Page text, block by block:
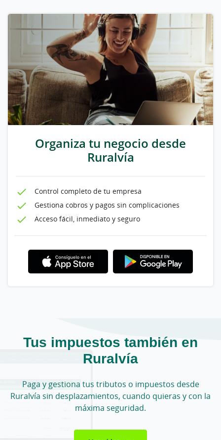
Organiza tu negocio desde
Ruralvía
Control completo de tu empresa
Gestiona cobros y pagos sin complicaciones
Acceso fácil, inmediato y seguro
Tus impuestos también en
Ruralvía
Paga y gestiona tus tributos o impuestos desde
Ruralvía sin desplazamientos, cuando quieras y con la
máxima seguridad.